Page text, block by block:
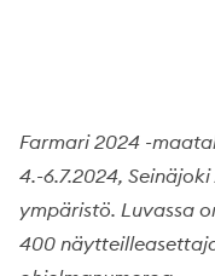
Farmari 2024 -
4.-6.7.2024,
ympäristö. Luvassa
400